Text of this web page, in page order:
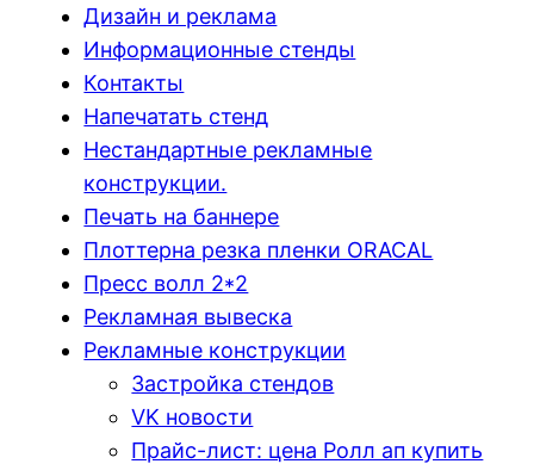
Дизайн и реклама
Информационные стенды
Контакты
Напечатать стенд
Нестандартные рекламные
конструкции.
Печать на баннере
Плоттерна резка пленки ORACAL
Пресс волл 2*2
Рекламная вывеска
Рекламные конструкции
Застройка стендов
VK новости
Прайс-лист: цена Ролл ап купить